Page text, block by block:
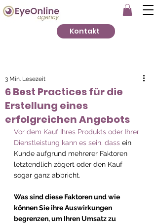
Kontakt
6 Best Practices für die
Erstellung eines
erfolgreichen Angebots
3 Min. Lesezeit
Vor dem Kauf Ihres Produkts oder Ihrer
Dienstleistung kann es sein, dass ein
Kunde aufgrund mehrerer Faktoren
letztendlich zögert oder den Kauf
sogar ganz abbricht.
Was sind diese Faktoren und wie
können Sie ihre Auswirkungen
begrenzen, um Ihren Umsatz zu